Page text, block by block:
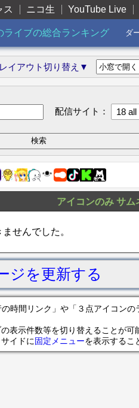
ス ニコ生 YouTube Live
ライブの総合ランキング ダ
イアウト切り替え▼
配信サイト：
18
アイコンのみ サム
せんでした。
ジを更新する
時間リンク」や「３点アイコンの
表示件数等を切り替えることが可
イドに固定メニューを表示するこ